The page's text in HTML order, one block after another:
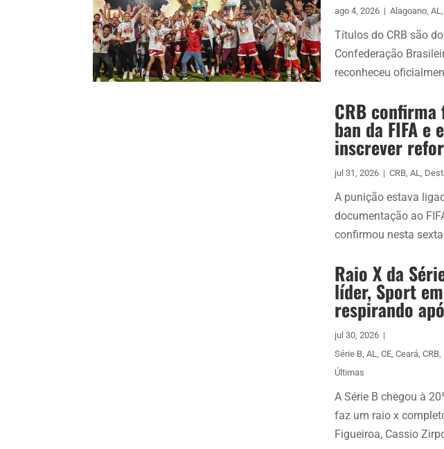
ago 4, 2026 | Alagoano, AL,
Títulos do CRB são
Confederação
reconheceu
CRB
ban da FIFA e
inscrever
jul 31, 2026 | CRB, AL,
A punição estava
documentação ao
confirmou nesta
Raio X da
líder, Sport
respirando
jul 30, 2026 |
Série B, AL, CE, Ceará, CRB,
Últimas
A Série B chegou à
faz um raio x
Figueiroa, Cassio